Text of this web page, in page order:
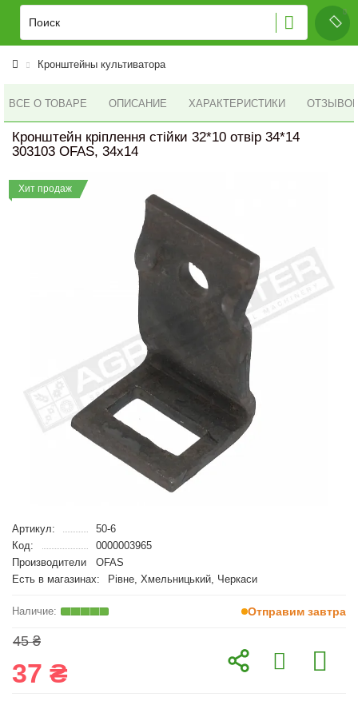
Кронштейны культиватора
ВСЕ О ТОВАРЕ ОПИСАНИЕ ХАРАКТЕРИСТИКИ ОТЗЫВОВ
Кронштейн кріплення стійки 32*10 отвір 34*14
303103 OFAS, 34x14
Хит продаж
Артикул:
50-6
Код:
0000003965
Производители
OFAS
Есть в магазинах:
Рівне, Хмельницький, Черкаси
Отправим завтра
45 ₴
37 ₴